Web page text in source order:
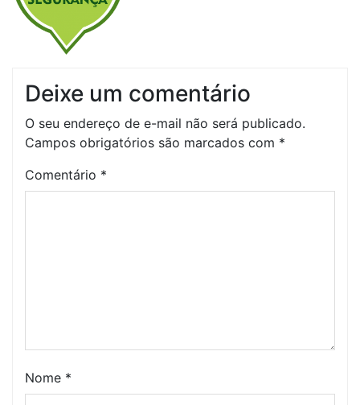
Deixe um comentário
O seu endereço de e-mail não será publicado.
Campos obrigatórios são marcados com *
Comentário *
Nome *